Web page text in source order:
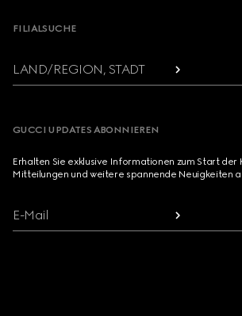
FILIALSUCHE
LAND/REGION, STADT
GUCCI UPDATES ABONNIEREN
Erhalten Sie exklusive Informationen zum Start der
Mitteilungen und weitere spannende Neuigkeiten
E-Mail